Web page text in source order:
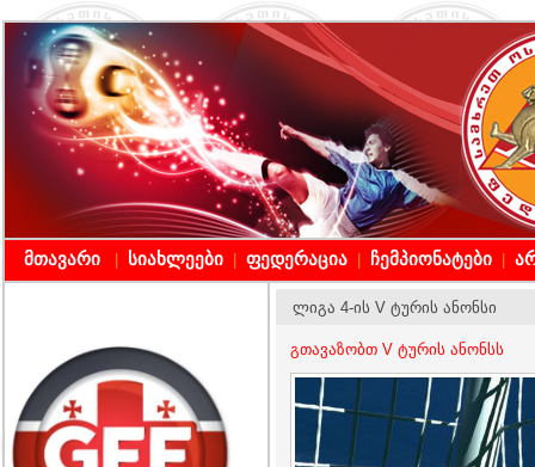
მთავარი სიახლეები ფედერაცია ჩემპიონატები
ლიგა 4-ის V ტურის ანონსი
გთავაზობთ V ტურის ანონსს